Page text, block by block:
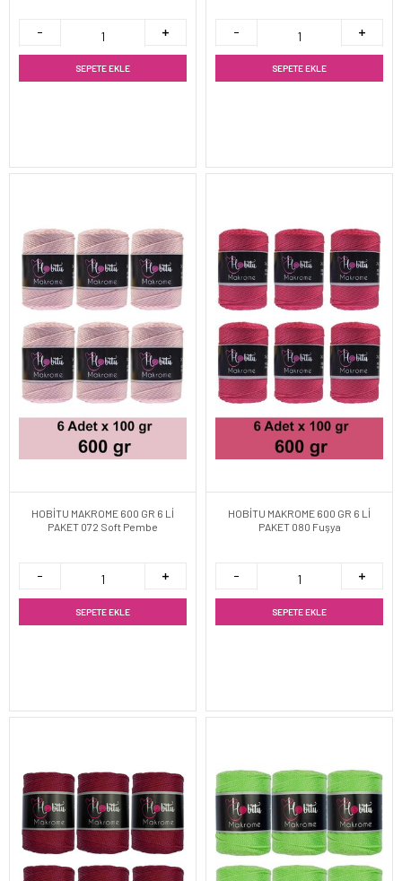
SEPETE EKLE SEPETE EKLE
HOBİTU MAKROME 600 GR 6 Lİ
PAKET 072 Soft Pembe
SEPETE EKLE
HOBİTU MAKROME 600 GR 6 Lİ
PAKET 080 Fuşya
SEPETE EKLE